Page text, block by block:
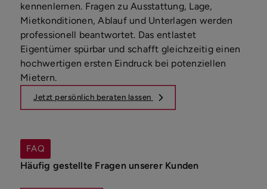
kennenlernen. Fragen zu Ausstattung, Lage,
Mietkonditionen, Ablauf und Unterlagen werden
professionell beantwortet. Das entlastet
Eigentümer spürbar und schafft gleichzeitig einen
hochwertigen ersten Eindruck bei potenziellen
Mietern.
Jetzt persönlich beraten lassen
FAQ
Häufig gestellte Fragen unserer Kunden